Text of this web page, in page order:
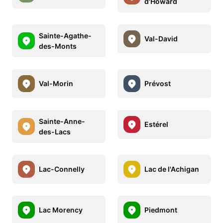
Sainte-Agathe-
des-Monts
Val-David
Val-Morin Prévost
Sainte-Anne-
des-Lacs
Estérel
Lac-Connelly Lac de l'Achigan
Lac Morency Piedmont